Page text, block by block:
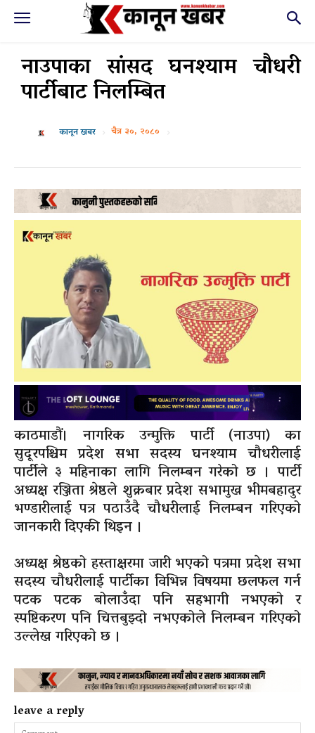
नाउपाका सांसद घनश्याम चौधरी
पार्टीबाट निलम्बित
कानून खबर चैत्र ३०, २०८०
काठमाडौं। नागरिक उन्मुक्ति पार्टी (नाउपा) का
सुदूरपश्चिम प्रदेश सभा सदस्य घनश्याम चौधरीलाई
पार्टीले ३ महिनाका लागि निलम्बन गरेको छ । पार्टी
अध्यक्ष रञ्जिता श्रेष्ठले शुक्रबार प्रदेश सभामुख भीमबहादुर
भण्डारीलाई पत्र पठाउँदै चौधरीलाई निलम्बन गरिएको
जानकारी दिएकी थिइन ।
अध्यक्ष श्रेष्ठको हस्ताक्षरमा जारी भएको पत्रमा प्रदेश सभा
सदस्य चौधरीलाई पार्टीका विभिन्न विषयमा छलफल गर्न
पटक पटक बोलाउँदा पनि सहभागी नभएको र
स्पष्टिकरण पनि चित्तबुझ्दो नभएकोले निलम्बन गरिएको
उल्लेख गरिएको छ ।
leave a reply